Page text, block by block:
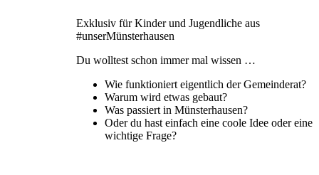
Exklusiv für Kinder und Jugendliche aus
#unserMünsterhausen
Du wolltest schon immer mal wissen …
Wie funktioniert eigentlich der Gemeinderat?
Warum wird etwas gebaut?
Was passiert in Münsterhausen?
Oder du hast einfach eine coole Idee oder eine
wichtige Frage?